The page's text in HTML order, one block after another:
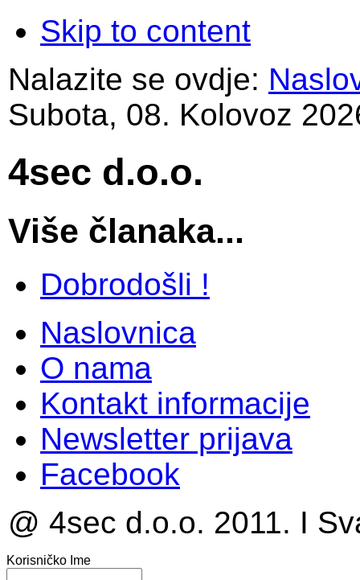
Skip to content
Nalazite se ovdje:
Subota, 08. Kolovoz
4sec d.o.o.
Više članaka...
Dobrodošli !
Naslovnica
O nama
Kontakt informacije
Newsletter prijava
Facebook
@ 4sec d.o.o. 2011. I
Korisničko Ime